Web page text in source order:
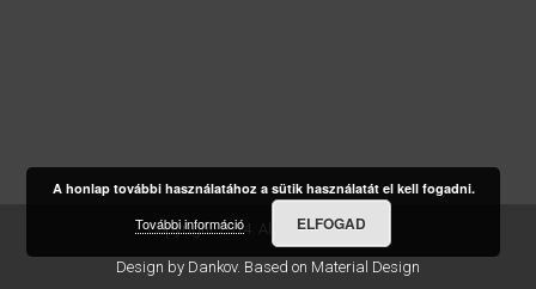
Copyright 2014. All Rights Reserved
Design by Dankov. Based on Material Design
A honlap további használatához a sütik használatát el kell fogadni.
További információ ELFOGAD